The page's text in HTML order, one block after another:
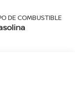
DE COMBUSTIBLE